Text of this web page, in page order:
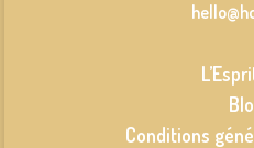
Conditions